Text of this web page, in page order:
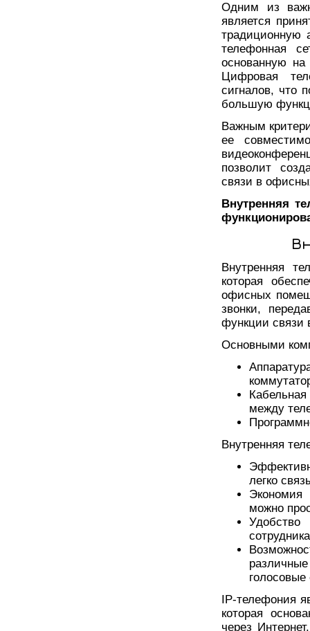
Одним из
является
традиционную
телефонная
основанную на
Цифровая
сигналов, что
большую
Важным
ее
позволит
связи в
Внутренняя
Внутренняя
которая
офисных
звонки,
функции связи
Основными
между
Внутренняя
легко
Экономия
можно
IP-телефония
которая
через